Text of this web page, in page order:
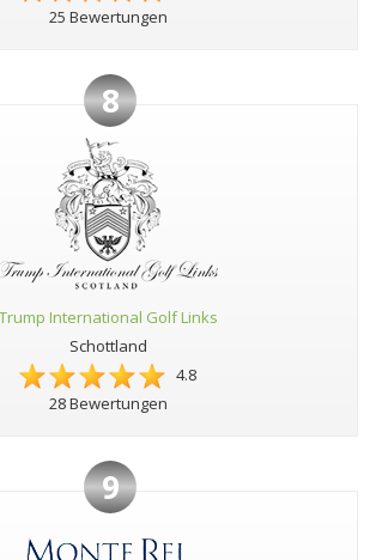
25 Bewertungen
8
Trump International Golf Links
Schottland
4.8
28 Bewertungen
9